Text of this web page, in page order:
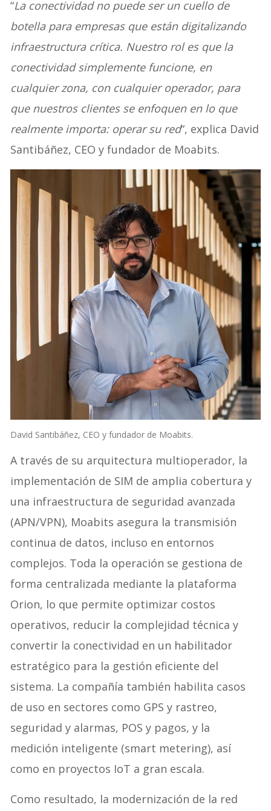
“La conectividad no puede ser un cuello de
botella para empresas que están digitalizando
infraestructura crítica. Nuestro rol es que la
conectividad simplemente funcione, en
cualquier zona, con cualquier operador, para
que nuestros clientes se enfoquen en lo que
realmente importa: operar su red“, explica David
Santibáñez, CEO y fundador de Moabits.
David Santibáñez, CEO y fundador de Moabits.
A través de su arquitectura multioperador, la
implementación de SIM de amplia cobertura y
una infraestructura de seguridad avanzada
(APN/VPN), Moabits asegura la transmisión
continua de datos, incluso en entornos
complejos. Toda la operación se gestiona de
forma centralizada mediante la plataforma
Orion, lo que permite optimizar costos
operativos, reducir la complejidad técnica y
convertir la conectividad en un habilitador
estratégico para la gestión eficiente del
sistema. La compañía también habilita casos
de uso en sectores como GPS y rastreo,
seguridad y alarmas, POS y pagos, y la
medición inteligente (smart metering), así
como en proyectos IoT a gran escala.
Como resultado, la modernización de la red